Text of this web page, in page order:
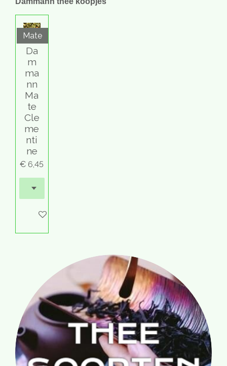
Mate
Da
m
ma
nn
Ma
te
Cle
me
nti
ne
€ 6,45
In winkelwagen